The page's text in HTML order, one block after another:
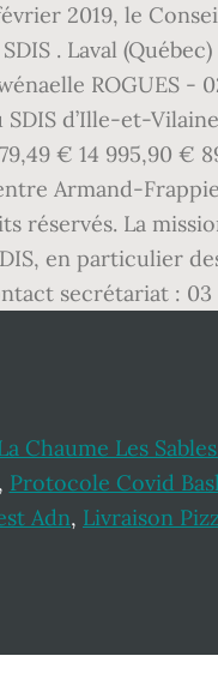
2019, le
. Laval (Québec)
ROGUES
d’Ille-et-
€ 14 995,90 €
Armand-
réservés. La
en particulier
secrétariat : 03
Chaume Les
, Protocole Covid
Adn, Livraison